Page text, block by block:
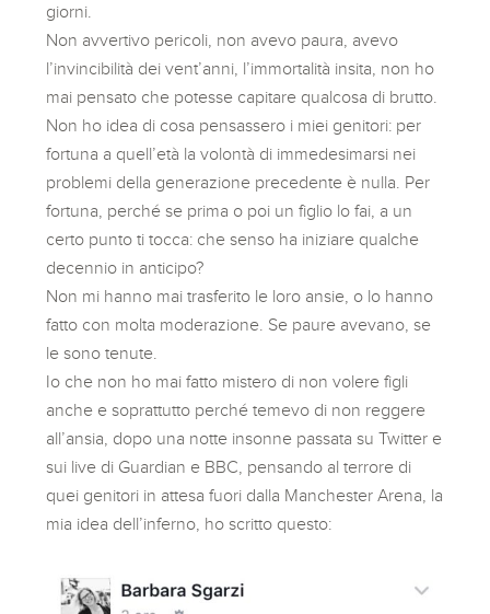
giorni.
Non avvertivo pericoli, non avevo paura, avevo
l’invincibilità dei vent’anni, l’immortalità insita, non ho
mai pensato che potesse capitare qualcosa di brutto.
Non ho idea di cosa pensassero i miei genitori: per
fortuna a quell’età la volontà di immedesimarsi nei
problemi della generazione precedente è nulla. Per
fortuna, perché se prima o poi un figlio lo fai, a un
certo punto ti tocca: che senso ha iniziare qualche
decennio in anticipo?
Non mi hanno mai trasferito le loro ansie, o lo hanno
fatto con molta moderazione. Se paure avevano, se
le sono tenute.
Io che non ho mai fatto mistero di non volere figli
anche e soprattutto perché temevo di non reggere
all’ansia, dopo una notte insonne passata su Twitter e
sui live di Guardian e BBC, pensando al terrore di
quei genitori in attesa fuori dalla Manchester Arena, la
mia idea dell’inferno, ho scritto questo: